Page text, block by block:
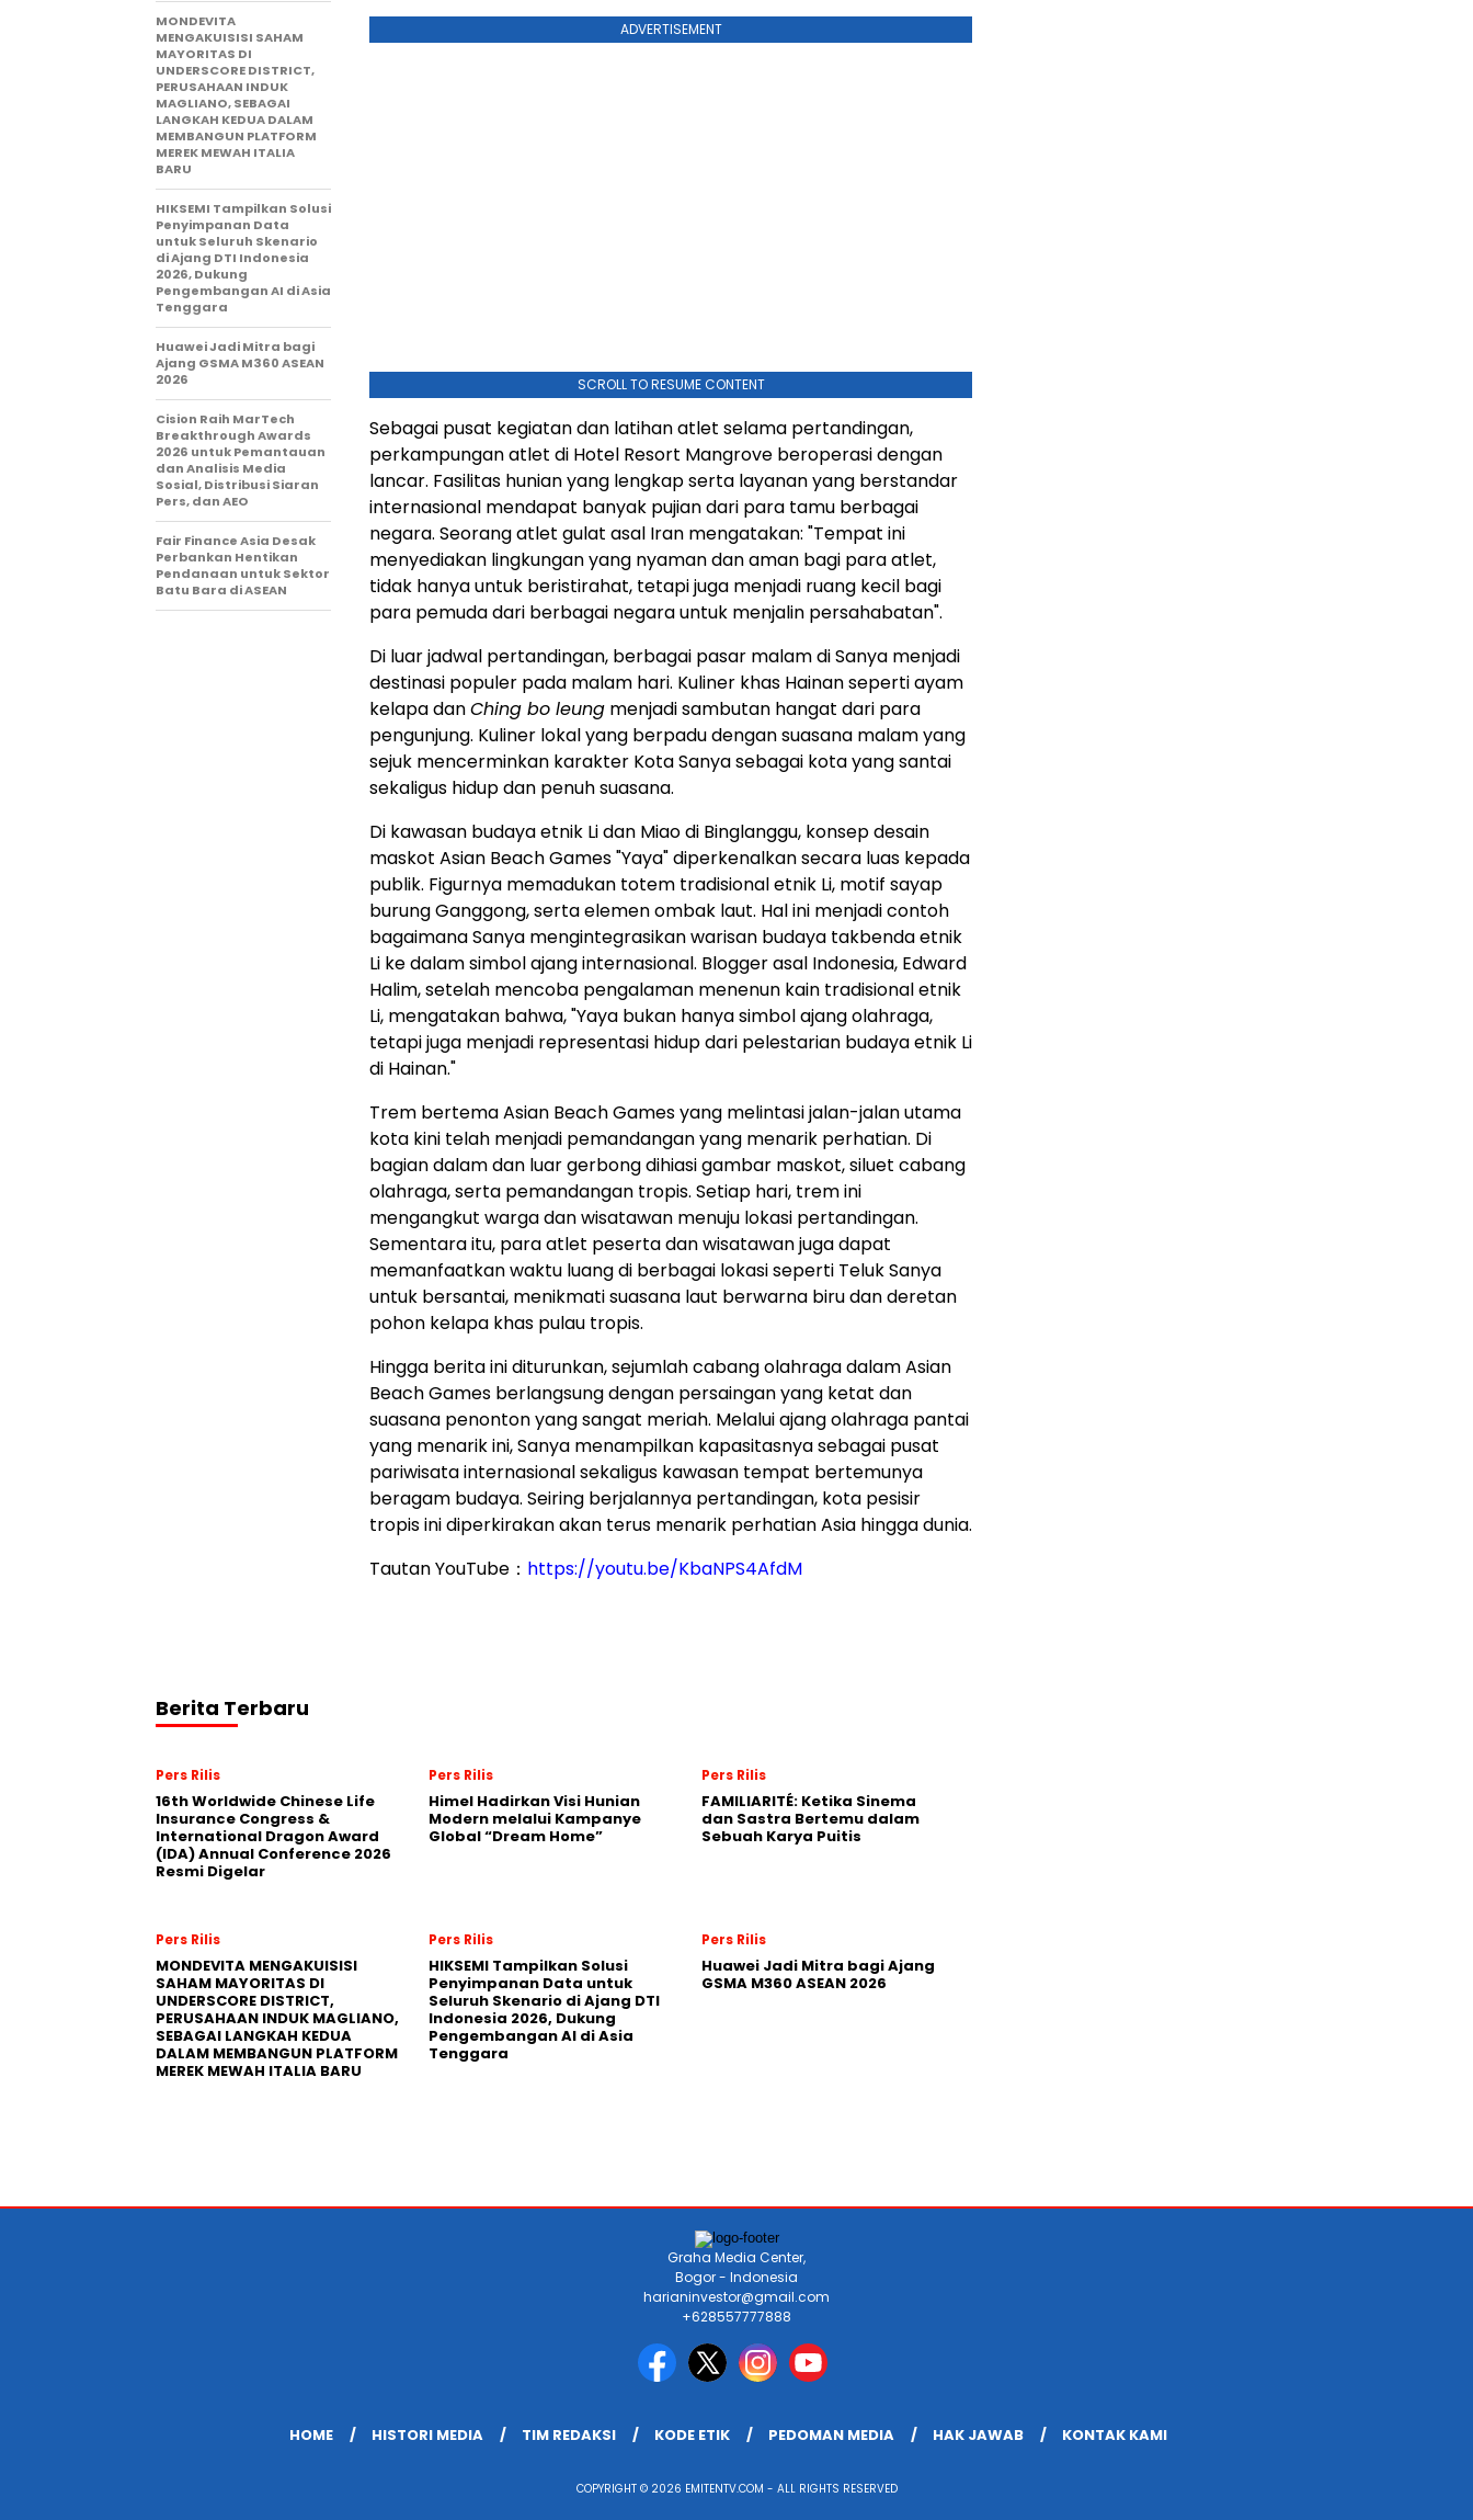
ADVERTISEMENT
SCROLL TO RESUME CONTENT
Sebagai pusat kegiatan dan latihan atlet selama pertandingan,
perkampungan atlet di Hotel Resort Mangrove beroperasi dengan
lancar. Fasilitas hunian yang lengkap serta layanan yang berstandar
internasional mendapat banyak pujian dari para tamu berbagai
negara. Seorang atlet gulat asal Iran mengatakan: "Tempat ini
menyediakan lingkungan yang nyaman dan aman bagi para atlet,
tidak hanya untuk beristirahat, tetapi juga menjadi ruang kecil bagi
para pemuda dari berbagai negara untuk menjalin persahabatan".
Di luar jadwal pertandingan, berbagai pasar malam di Sanya menjadi
destinasi populer pada malam hari. Kuliner khas Hainan seperti ayam
kelapa danChing bo leung menjadi sambutan hangat dari para
pengunjung. Kuliner lokal yang berpadu dengan suasana malam yang
sejuk mencerminkan karakter Kota Sanya sebagai kota yang santai
sekaligus hidup dan penuh suasana.
Di kawasan budaya etnik Li dan Miao di Binglanggu, konsep desain
maskot Asian Beach Games "Yaya" diperkenalkan secara luas kepada
publik. Figurnya memadukan totem tradisional etnik Li, motif sayap
burung Ganggong, serta elemen ombak laut. Hal ini menjadi contoh
bagaimana Sanya mengintegrasikan warisan budaya takbenda etnik
Li ke dalam simbol ajang internasional. Blogger asal Indonesia, Edward
Halim, setelah mencoba pengalaman menenun kain tradisional etnik
Li, mengatakan bahwa, "Yaya bukan hanya simbol ajang olahraga,
tetapi juga menjadi representasi hidup dari pelestarian budaya etnik Li
di Hainan."
Trem bertema Asian Beach Games yang melintasi jalan-jalan utama
kota kini telah menjadi pemandangan yang menarik perhatian. Di
bagian dalam dan luar gerbong dihiasi gambar maskot, siluet cabang
olahraga, serta pemandangan tropis. Setiap hari, trem ini
mengangkut warga dan wisatawan menuju lokasi pertandingan.
Sementara itu, para atlet peserta dan wisatawan juga dapat
memanfaatkan waktu luang di berbagai lokasi seperti Teluk Sanya
untuk bersantai, menikmati suasana laut berwarna biru dan deretan
pohon kelapa khas pulau tropis.
Hingga berita ini diturunkan, sejumlah cabang olahraga dalam Asian
Beach Games berlangsung dengan persaingan yang ketat dan
suasana penonton yang sangat meriah. Melalui ajang olahraga pantai
yang menarik ini, Sanya menampilkan kapasitasnya sebagai pusat
pariwisata internasional sekaligus kawasan tempat bertemunya
beragam budaya. Seiring berjalannya pertandingan, kota pesisir
tropis ini diperkirakan akan terus menarik perhatian Asia hingga dunia.
Tautan YouTube： https://youtu.be/KbaNPS4AfdM
MONDEVITA
MENGAKUISISI SAHAM
MAYORITAS DI
UNDERSCORE DISTRICT,
PERUSAHAAN INDUK
MAGLIANO, SEBAGAI
LANGKAH KEDUA DALAM
MEMBANGUN PLATFORM
MEREK MEWAH ITALIA
BARU
HIKSEMI Tampilkan Solusi
Penyimpanan Data
untuk Seluruh Skenario
di Ajang DTI Indonesia
2026, Dukung
Pengembangan AI di Asia
Tenggara
Huawei Jadi Mitra bagi
Ajang GSMA M360 ASEAN
2026
Cision Raih MarTech
Breakthrough Awards
2026 untuk Pemantauan
dan Analisis Media
Sosial, Distribusi Siaran
Pers, dan AEO
Fair Finance Asia Desak
Perbankan Hentikan
Pendanaan untuk Sektor
Batu Bara di ASEAN
Berita Terbaru
Pers Rilis
16th Worldwide Chinese Life
Insurance Congress &
International Dragon Award
(IDA) Annual Conference 2026
Resmi Digelar
Pers Rilis
Himel Hadirkan Visi Hunian
Modern melalui Kampanye
Global “Dream Home”
Pers Rilis
FAMILIARITÉ: Ketika Sinema
dan Sastra Bertemu dalam
Sebuah Karya Puitis
Pers Rilis
MONDEVITA MENGAKUISISI
SAHAM MAYORITAS DI
UNDERSCORE DISTRICT,
PERUSAHAAN INDUK MAGLIANO,
SEBAGAI LANGKAH KEDUA
DALAM MEMBANGUN PLATFORM
MEREK MEWAH ITALIA BARU
Pers Rilis
HIKSEMI Tampilkan Solusi
Penyimpanan Data untuk
Seluruh Skenario di Ajang DTI
Indonesia 2026, Dukung
Pengembangan AI di Asia
Tenggara
Pers Rilis
Huawei Jadi Mitra bagi Ajang
GSMA M360 ASEAN 2026
Graha Media Center,
Bogor - Indonesia
harianinvestor@gmail.com
+628557777888
HOME HISTORI MEDIA TIM REDAKSI KODE ETIK PEDOMAN MEDIA HAK JAWAB KONTAK KAMI
COPYRIGHT © 2026 EMITENTV.COM - ALL RIGHTS RESERVED